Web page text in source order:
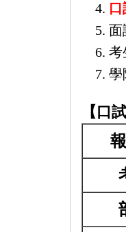
面
考
學
【口